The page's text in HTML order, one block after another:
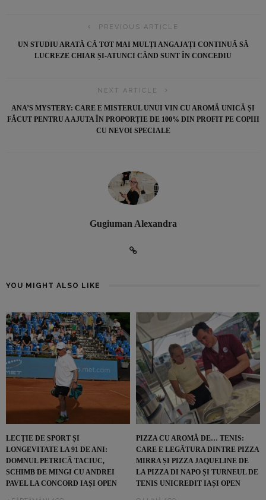
PREVIOUS ARTICLE
UN STUDIU ARATĂ CĂ TOT MAI MULȚI ANGAJAȚI CONTINUĂ SĂ
LUCREZE CHIAR ȘI-ATUNCI CÂND SUNT ÎN CONCEDIU
NEXT ARTICLE
ANA’S MYSTERY: CARE E MISTERUL UNUI VIN CU AROMĂ UNICĂ ȘI
FĂCUT PENTRU A AJUTA ÎN PROPORȚIE DE 100% DIN PROFIT PE COPIII
CU NEVOI SPECIALE
Gugiuman Alexandra
YOU MIGHT ALSO LIKE
LECȚIE DE SPORT ȘI
LONGEVITATE LA 91 DE ANI:
DOMNUL PETRICĂ TACIUC,
SCHIMB DE MINGI CU ANDREI
PAVEL LA CONCORD IAȘI OPEN
PIZZA CU AROMĂ DE… TENIS:
CARE E LEGĂTURA DINTRE PIZZA
MIRRA ȘI PIZZA JAQUELINE DE
LA PIZZA DI NAPO ȘI TURNEUL DE
TENIS UNICREDIT IAȘI OPEN